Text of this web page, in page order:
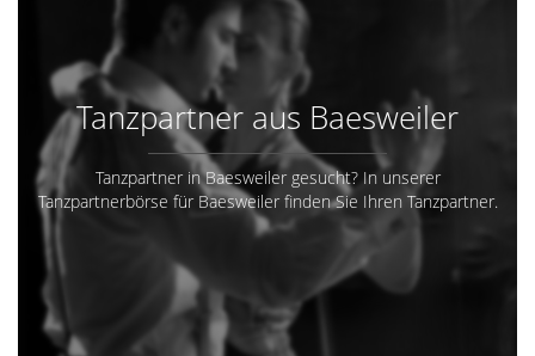
Tanzpartner aus Baesweiler
Tanzpartner in Baesweiler gesucht? In unserer
Tanzpartnerbörse für Baesweiler finden Sie Ihren Tanzpartner.